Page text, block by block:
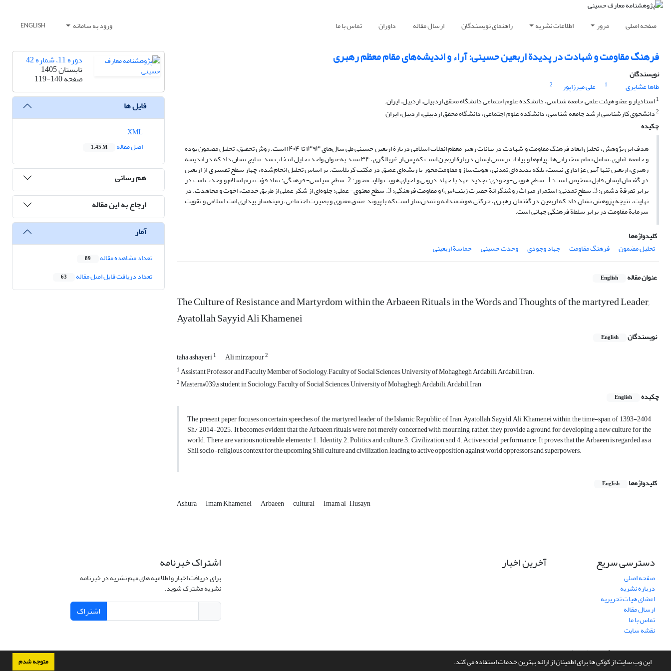
این وب سایت از کوکی ها برای اطمینان از ارائه بهترین خدمات استفاده می کند. متوجه شدم
صفحه اصلی مرور اطلاعات نشریه راهنمای نویسندگان ارسال مقاله داوران تماس با ما ورود به سامانه ENGLISH
فرهنگ مقاومت و شهادت در پدیدة اربعین حسینی: آراء و اندیشه‌های مقام معظم رهبری
نویسندگان
طاها عشایری
1 علی میرزاپور
2
1استادیار و عضو هیئت علمی جامعه شناسی، دانشکده علوم اجتماعی دانشگاه محقق اردبیلی، اردبیل، ایران.
2دانشجوی کارشناسی ارشد جامعه شناسی، دانشکده علوم اجتماعی، دانشگاه محقق اردبیلی، اردبیل، ایران
چکیده
هدف این پژوهش، تحلیل ابعاد فرهنگ مقاومت و شهادت در بیانات رهبر معظم انقلاب اسلامی دربارۀ اربعین حسینی طی سال‌های ۱۳۹۳ تا ۱۴۰۴ است. روش تحقیق، تحلیل مضمون بوده
و جامعه آماری، شامل تمام سخنرانی‌ها، پیام‌ها و بیانات رسمی ایشان دربارة اربعین است که پس از غربالگری، ۳۴ سند به‌عنوان واحد تحلیل انتخاب شد. نتایج نشان داد که در اندیشة
رهبری، اربعین تنها آیین عزاداری نیست، بلکه پدیده‌ای تمدنی، هویت‌ساز و مقاومت‌محور با ریشه‌ای عمیق در مکتب کربلاست. بر اساس تحلیل انجام‌شده، چهار سطح تفسیری از اربعین
در گفتمان ایشان قابل تشخیص است: 1. سطح هویتی-وجودی: تجدید عهد با جهاد درونی و احیای هویت ولایت‌محور؛ 2. سطح سیاسی- فرهنگی: نماد قوّت نرم اسلام و وحدت امت در
برابر تفرقة دشمن؛ 3. سطح تمدنی: استمرار میراث روشنگرانة حضرت زینب(س) و مقاومت فرهنگی؛ 3. سطح معنوی- عملی: جلوه‌ای از شکر عملی از طریق خدمت، اخوت و مجاهدت. در
نهایت، نتیجة پژوهش نشان داد که اربعین در گفتمان رهبری، حرکتی هوشمندانه و تمدن‌ساز است که با پیوند عشق معنوی و بصیرت اجتماعی، زمینه‌ساز بیداری امت اسلامی و تقویت
سرمایة مقاومت در برابر سلطة فرهنگی جهانی است.
کلیدواژه‌ها
تحلیل مضمون
فرهنگ مقاومت جهاد وجودی وحدت حسینی حماسة اربعینی
عنوان مقاله English
The Culture of Resistance and Martyrdom within the Arbaeen Rituals in the Words and Thoughts of the martyred Leader,
Ayatollah Sayyid Ali Khamenei
نویسندگان English
taha ashayeri1 Ali mirzapour2
1Assistant Professor and Faculty Member of Sociology, Faculty of Social Sciences, University of Mohaghegh Ardabili, Ardabil, Iran.
2Master&#039;s student in Sociology, Faculty of Social Sciences, University of Mohaghegh Ardabili, Ardabil, Iran
چکیده
English
The present paper focuses on certain speeches of the martyred leader of the Islamic Republic of Iran, Ayatollah Sayyid Ali Khamenei within the time-span of 1393-2404
Sh/ 2014-2025. It becomes evident that the Arbaeen rituals were not merely concerned with mourning, rather, they provide a ground for developing a new culture for the
world. There are various noticeable elements: 1. Identity, 2. Politics and culture, 3. Civilization, snd 4. Active social performance. It proves that the Arbaeen is regarded as a
Shii socio-religious context for the upcoming Shii culture and civilization, leading to active opposition against world oppressors and superpowers.
کلیدواژه‌ها English
Ashura Imam Khamenei Arbaeen cultural Imam al-Husayn
دوره 11، شماره 42
تابستان 1405
صفحه119-140
فایل ها
اصل مقاله
1.45 M
هم رسانی
ارجاع به این مقاله
آمار
تعداد مشاهده مقاله 89
تعداد دریافت فایل اصل مقاله 63
دسترسی سریع
صفحه اصلی
درباره نشریه
اعضای هیات تحریریه
ارسال مقاله
تماس با ما
نقشه سایت
آخرین اخبار اشتراک خبرنامه
برای دریافت اخبار و اطلاعیه های مهم نشریه در خبرنامه
نشریه مشترک شوید.
اشتراک
سامانه مدیریت نشریات علمی.طراحی و پیاده سازی ازسیناوب